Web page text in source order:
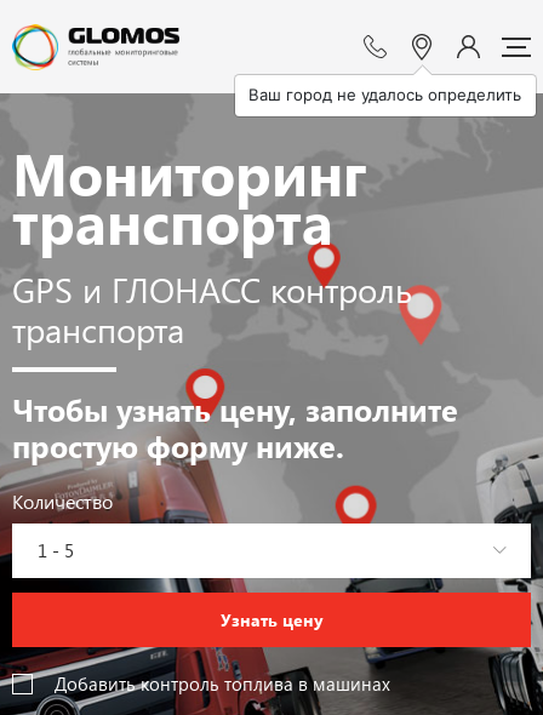
Мониторинг
транспорта
GPS и ГЛОНАСС контроль
транспорта
Чтобы узнать цену, заполните
простую форму ниже.
Количество
1 - 5
Узнать цену
Добавить контроль топлива в машинах
Ваш город не удалось определить